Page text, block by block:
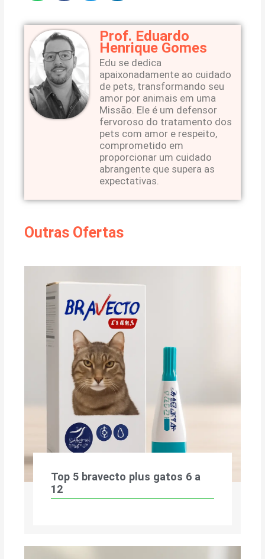
Prof. Eduardo
Henrique Gomes
Edu se dedica
apaixonadamente ao cuidado
de pets, transformando seu
amor por animais em uma
Missão. Ele é um defensor
fervoroso do tratamento dos
pets com amor e respeito,
comprometido em
proporcionar um cuidado
abrangente que supera as
expectativas.
Outras Ofertas
Top 5 bravecto plus gatos 6 a
12